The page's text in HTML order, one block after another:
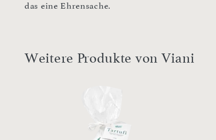
das eine Ehrensache.
Weitere Produkte von Viani